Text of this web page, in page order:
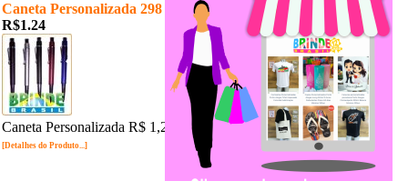
Caneta Personalizada 298
R$1.24
Caneta Personalizada R$ 1,24 un. Pedido Mínimo: 200 un.
[Detalhes do Produto...]